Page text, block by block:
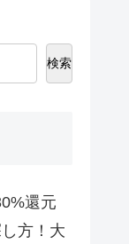
検索
還元
方！大